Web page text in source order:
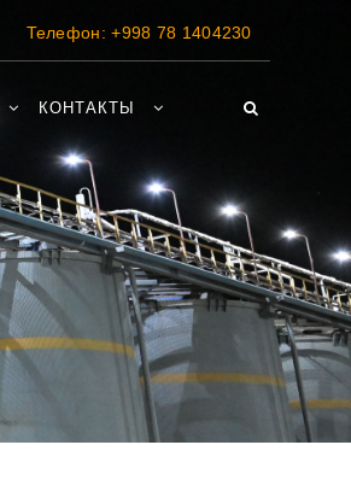
Телефон:+998 78 1404230
КОНТАКТЫ